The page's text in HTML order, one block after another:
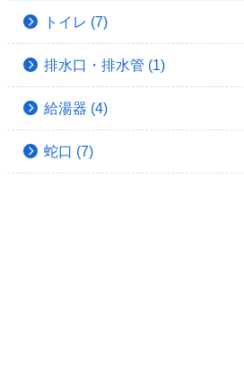
トイレ (7)
排水口・排水管 (1)
給湯器 (4)
蛇口 (7)